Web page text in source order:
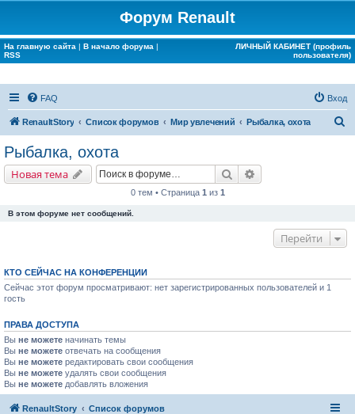
Форум Renault
На главную сайта | В начало форума |
RSS
ЛИЧНЫЙ КАБИНЕТ (профиль
пользователя)
FAQ Вход
RenaultStory Список форумов Мир увлечений Рыбалка, охота
Рыбалка, охота
Новая тема Поиск
0 тем • Страница 1 из 1
В этом форуме нет сообщений.
Перейти
КТО СЕЙЧАС НА КОНФЕРЕНЦИИ
Сейчас этот форум просматривают: нет зарегистрированных пользователей и 1
гость
ПРАВА ДОСТУПА
Вы не можете начинать темы
Вы не можете отвечать на сообщения
Вы не можете редактировать свои сообщения
Вы не можете удалять свои сообщения
Вы не можете добавлять вложения
RenaultStory Список форумов